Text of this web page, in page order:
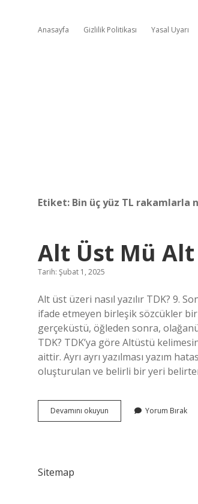
Anasayfa Gizlilik Politikası Yasal Uyarı
Etiket: Bin üç yüz TL rakamlarla
Alt Üst Mü
Tarih: Şubat 1, 2025
Alt üst üzeri nasıl yazılır TDK? 9.
ifade etmeyen birleşik sözcükler bir
gerçeküstü, öğleden sonra,
TDK? TDK’ya göre Altüstü
aittir. Ayrı ayrı yazılması yazım
oluşturulan ve belirli bir yeri belirten
Devamını okuyun
Üst
Yorum Bırak
Sitemap